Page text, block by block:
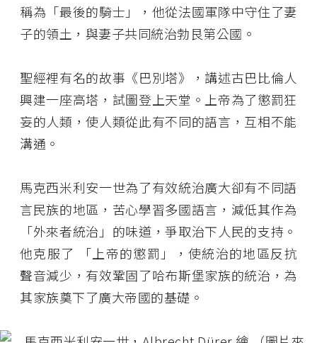
稱為「最後的騎士」，他從法國軍隊中守住了妻
子的領土，與妻子共同統治勃艮第公國。
聖經裡有名的故事《巴別塔》，講述古巴比倫人
興建一座高塔，試圖登上天堂。上帝為了懲罰狂
妄的人類，使人類從此有不同的語言，互相不能
溝通。
馬克西米利安一世為了有效統治廣大卻有不同語
言民族的地區，苦心學習多國語言，減低其作為
「外來者統治」的味道，爭取治下人民的支持。
他克服了 「上帝的懲罰」，使統治的地區反抗
聲音減少，有效鞏固了哈布斯堡家族的統治，為
其家族奠下了廣大帝國的基礎。